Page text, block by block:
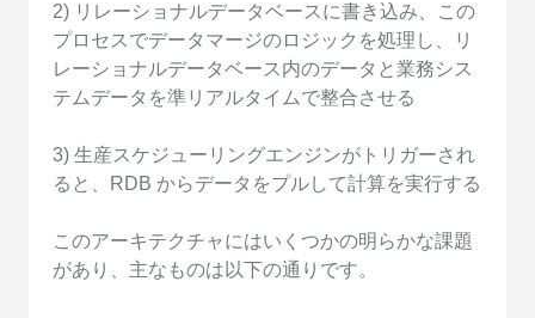
2) リレーショナルデータベースに書き込み、この
プロセスでデータマージのロジックを処理し、リ
レーショナルデータベース内のデータと業務シス
テムデータを準リアルタイムで整合させる
3) 生産スケジューリングエンジンがトリガーされ
ると、RDB からデータをプルして計算を実行する
このアーキテクチャにはいくつかの明らかな課題
があり、主なものは以下の通りです。